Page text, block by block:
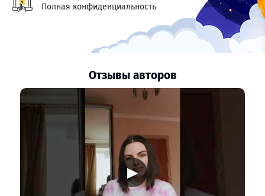
Полная конфиденциальность
Отзывы авторов
▶